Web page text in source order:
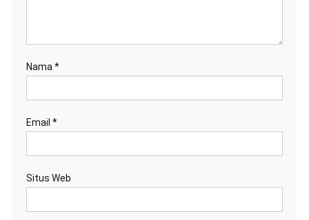
Nama *
Email *
Situs Web